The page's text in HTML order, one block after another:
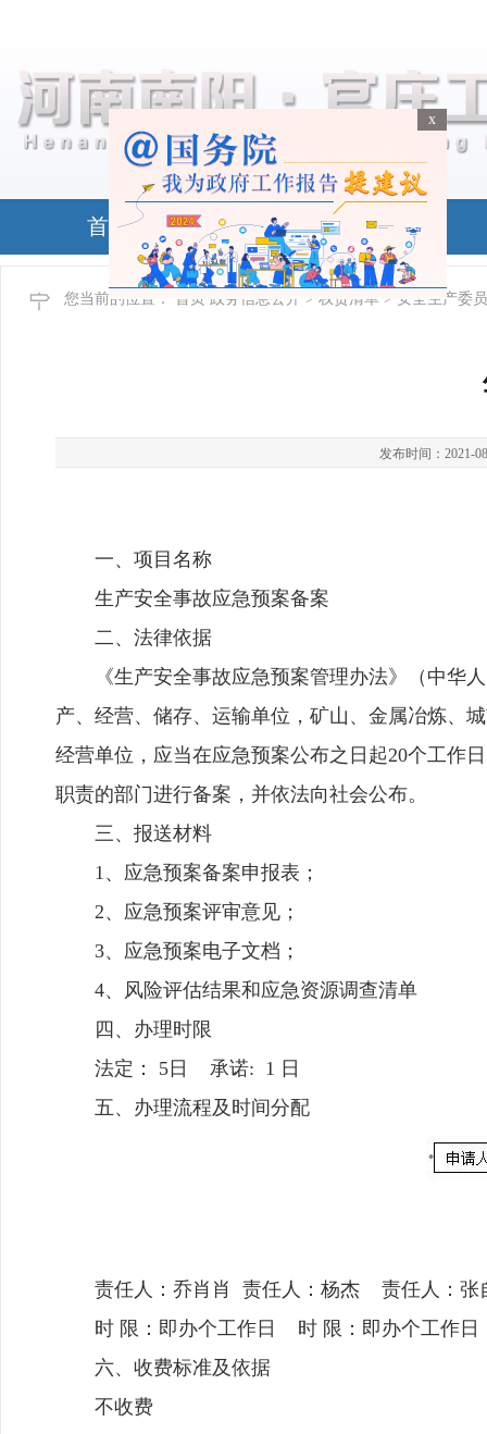
首页 政务公开
您当前的位置： 首页 政务信息公开 > 权责清单 > 安全生产委
发布时间：2021-
一、项目名称
生产安全事故应急预案备案
二、法律依据
《生产安全事故应急预案管理办法》（中华
产、经营、储存、运输单位，矿山、金属冶炼、
经营单位，应当在应急预案公布之日起20个工作
职责的部门进行备案，并依法向社会公布。
三、报送材料
1、应急预案备案申报表；
2、应急预案评审意见；
3、应急预案电子文档；
4、风险评估结果和应急资源调查清单
四、办理时限
法定： 5日 承诺: 1 日
五、办理流程及时间分配
责任人：乔肖肖 责任人：杨杰 责任
时 限：即办个工作日 时 限：即办个工作
六、收费标准及依据
不收费
x
x